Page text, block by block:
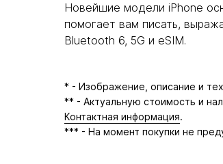
Новейшие модели iPhone
помогает вам писать,
Bluetooth 6, 5G и eSIM.
* - Изображение, описание и
** - Актуальную стоимость и
Контактная информация.
*** - На момент покупки не